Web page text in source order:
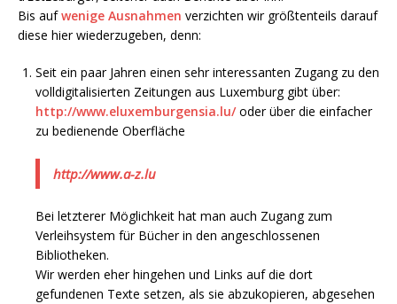
Bis aufwenige Ausnahmen verzichten wir größtenteils darauf
diese hier wiederzugeben, denn:
Seit ein paar Jahren einen sehr interessanten Zugang zu den
volldigitalisierten Zeitungen aus Luxemburg gibt über:
http://www.eluxemburgensia.lu/oder über die einfacher
zu bedienende Oberfläche
http://www.a-z.lu
Bei letzterer Möglichkeit hat man auch Zugang zum
Verleihsystem für Bücher in den angeschlossenen
Bibliotheken.
Wir werden eher hingehen und Links auf die dort
gefundenen Texte setzen, als sie abzukopieren, abgesehen